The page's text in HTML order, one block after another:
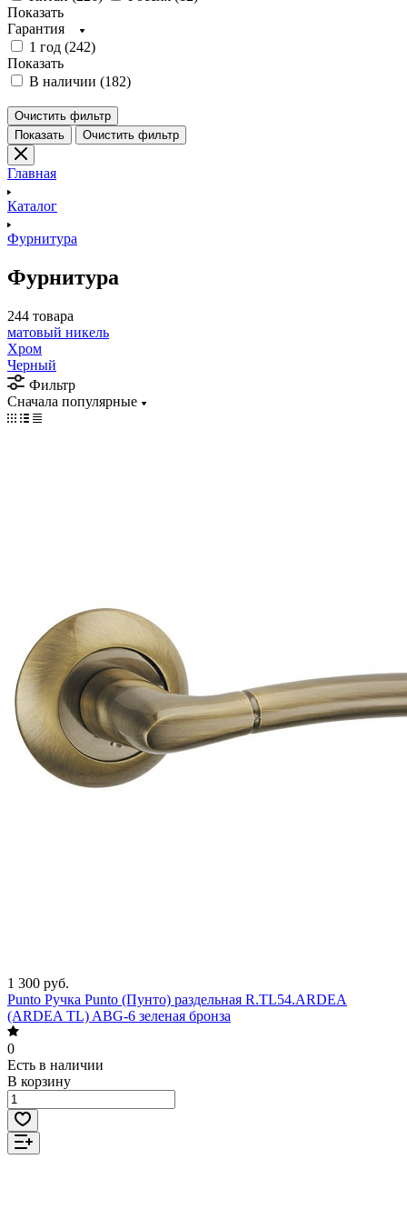
Показать
Гарантия
1 год (242)
Показать
В наличии (182)
Очистить фильтр
Показать
Очистить фильтр
Главная
Каталог
Фурнитура
Фурнитура
244 товара
матовый никель
Хром
Черный
Фильтр
Сначала популярные
1 300 руб.
Punto Ручка Punto (Пунто) раздельная R.TL54.ARDEA
(ARDEA TL) ABG-6 зеленая бронза
0
Есть в наличии
В корзину